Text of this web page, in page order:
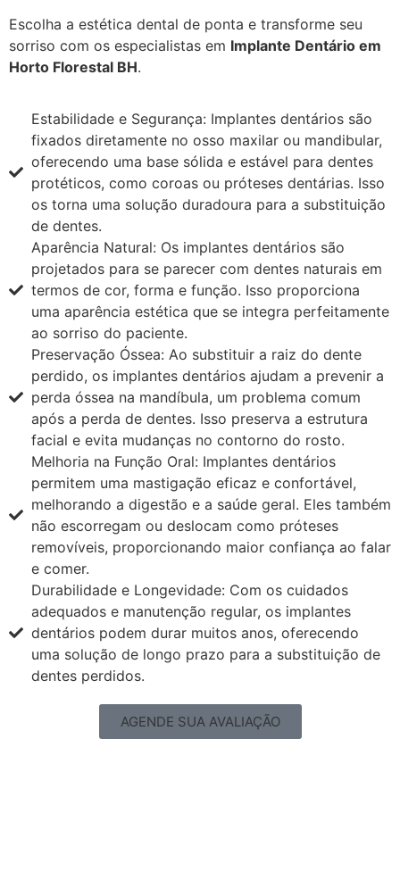
Escolha a estética dental de ponta e transforme seu
sorriso com os especialistas em Implante Dentário em
Horto Florestal BH.
Estabilidade e Segurança: Implantes dentários são
fixados diretamente no osso maxilar ou mandibular,
oferecendo uma base sólida e estável para dentes
protéticos, como coroas ou próteses dentárias. Isso
os torna uma solução duradoura para a substituição
de dentes.
Aparência Natural: Os implantes dentários são
projetados para se parecer com dentes naturais em
termos de cor, forma e função. Isso proporciona
uma aparência estética que se integra perfeitamente
ao sorriso do paciente.
Preservação Óssea: Ao substituir a raiz do dente
perdido, os implantes dentários ajudam a prevenir a
perda óssea na mandíbula, um problema comum
após a perda de dentes. Isso preserva a estrutura
facial e evita mudanças no contorno do rosto.
Melhoria na Função Oral: Implantes dentários
permitem uma mastigação eficaz e confortável,
melhorando a digestão e a saúde geral. Eles também
não escorregam ou deslocam como próteses
removíveis, proporcionando maior confiança ao falar
e comer.
Durabilidade e Longevidade: Com os cuidados
adequados e manutenção regular, os implantes
dentários podem durar muitos anos, oferecendo
uma solução de longo prazo para a substituição de
dentes perdidos.
AGENDE SUA AVALIAÇÃO